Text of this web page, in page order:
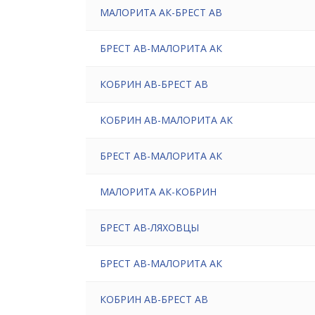
МАЛОРИТА АК-БРЕСТ АВ
БРЕСТ АВ-МАЛОРИТА АК
КОБРИН АВ-БРЕСТ АВ
КОБРИН АВ-МАЛОРИТА АК
БРЕСТ АВ-МАЛОРИТА АК
МАЛОРИТА АК-КОБРИН
БРЕСТ АВ-ЛЯХОВЦЫ
БРЕСТ АВ-МАЛОРИТА АК
КОБРИН АВ-БРЕСТ АВ